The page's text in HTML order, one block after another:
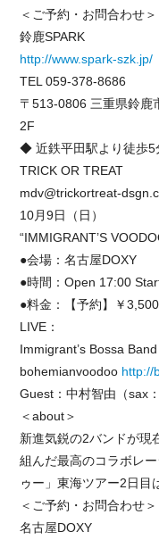
＜ご予約・お問合わせ＞
鈴鹿SPARK
http://www.spark-szk.jp/
TEL 059-378-8686
〒513-0806 三重県鈴鹿
2F
◆ 近鉄平田駅より徒歩5
TRICK OR TREAT
mdv@trickortreat-
10月9日（日）
“IMMIGRANT’S
●会場：名古屋DOXY
●時間：Open 17:00
●料金：【予約】￥
LIVE：
Immigrant’s Bossa Band
bohemianvoodoo http://
Guest：中村智由（sax
＜about＞
新進気鋭の2バンドが現
組んだ最高のコラボレ
ゥー」東海ツアー2日目
＜ご予約・お問合わせ＞
名古屋DOXY